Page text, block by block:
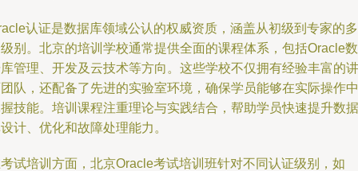
认证是数据库领域公认的权威资质，涵盖从初级到专家的多
别。北京的培训学校通常提供全面的课程体系，包括Oracle数
管理、开发及云技术等方向。这些学校不仅拥有经验丰富的讲
队，还配备了先进的实验室环境，确保学员能够在实际操作中
技能。培训课程注重理论与实践结合，帮助学员快速提升数据
计、优化和故障处理能力。
试培训方面，北京Oracle考试培训班针对不同认证级别，如